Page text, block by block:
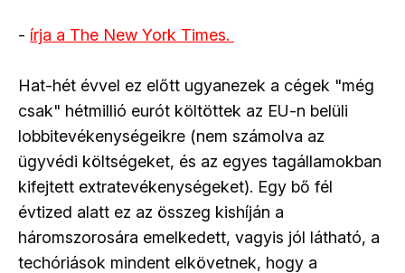
- írja a The New York Times.
Hat-hét évvel ez előtt ugyanezek a cégek "még
csak" hétmillió eurót költöttek az EU-n belüli
lobbitevékenységeikre (nem számolva az
ügyvédi költségeket, és az egyes tagállamokban
kifejtett extratevékenységeket). Egy bő fél
évtized alatt ez az összeg kishíján a
háromszorosára emelkedett, vagyis jól látható, a
techóriások mindent elkövetnek, hogy a